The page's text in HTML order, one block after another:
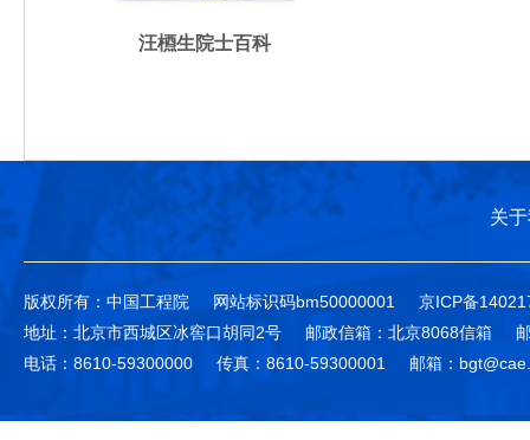
汪槱生院士百科
关
版权所有：中国工程院 网站标识码bm50000001
京ICP备
地址：北京市西城区冰窖口胡同2号
邮政信箱：北京8068信箱
电话：8610-59300000
传真：8610-59300001 邮箱：